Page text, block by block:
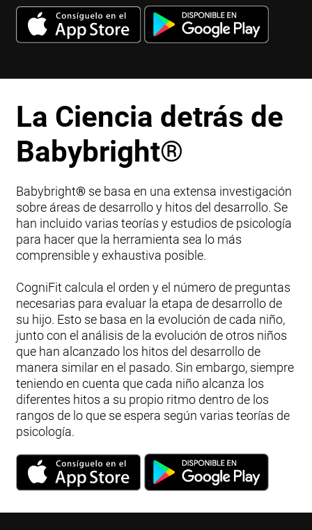
La Ciencia detrás de
Babybright®
Babybright®se basa en una extensa investigación
sobre áreas de desarrollo y hitos del desarrollo. Se
han incluido varias teorías y estudios de psicología
para hacer que la herramienta sea lo más
comprensible y exhaustiva posible.
CogniFit calcula el orden y el número de preguntas
necesarias para evaluar la etapa de desarrollo de
su hijo. Esto se basa en la evolución de cada niño,
junto con el análisis de la evolución de otros niños
que han alcanzado los hitos del desarrollo de
manera similar en el pasado. Sin embargo, siempre
teniendo en cuenta que cada niño alcanza los
diferentes hitos a su propio ritmo dentro de los
rangos de lo que se espera según varias teorías de
psicología.